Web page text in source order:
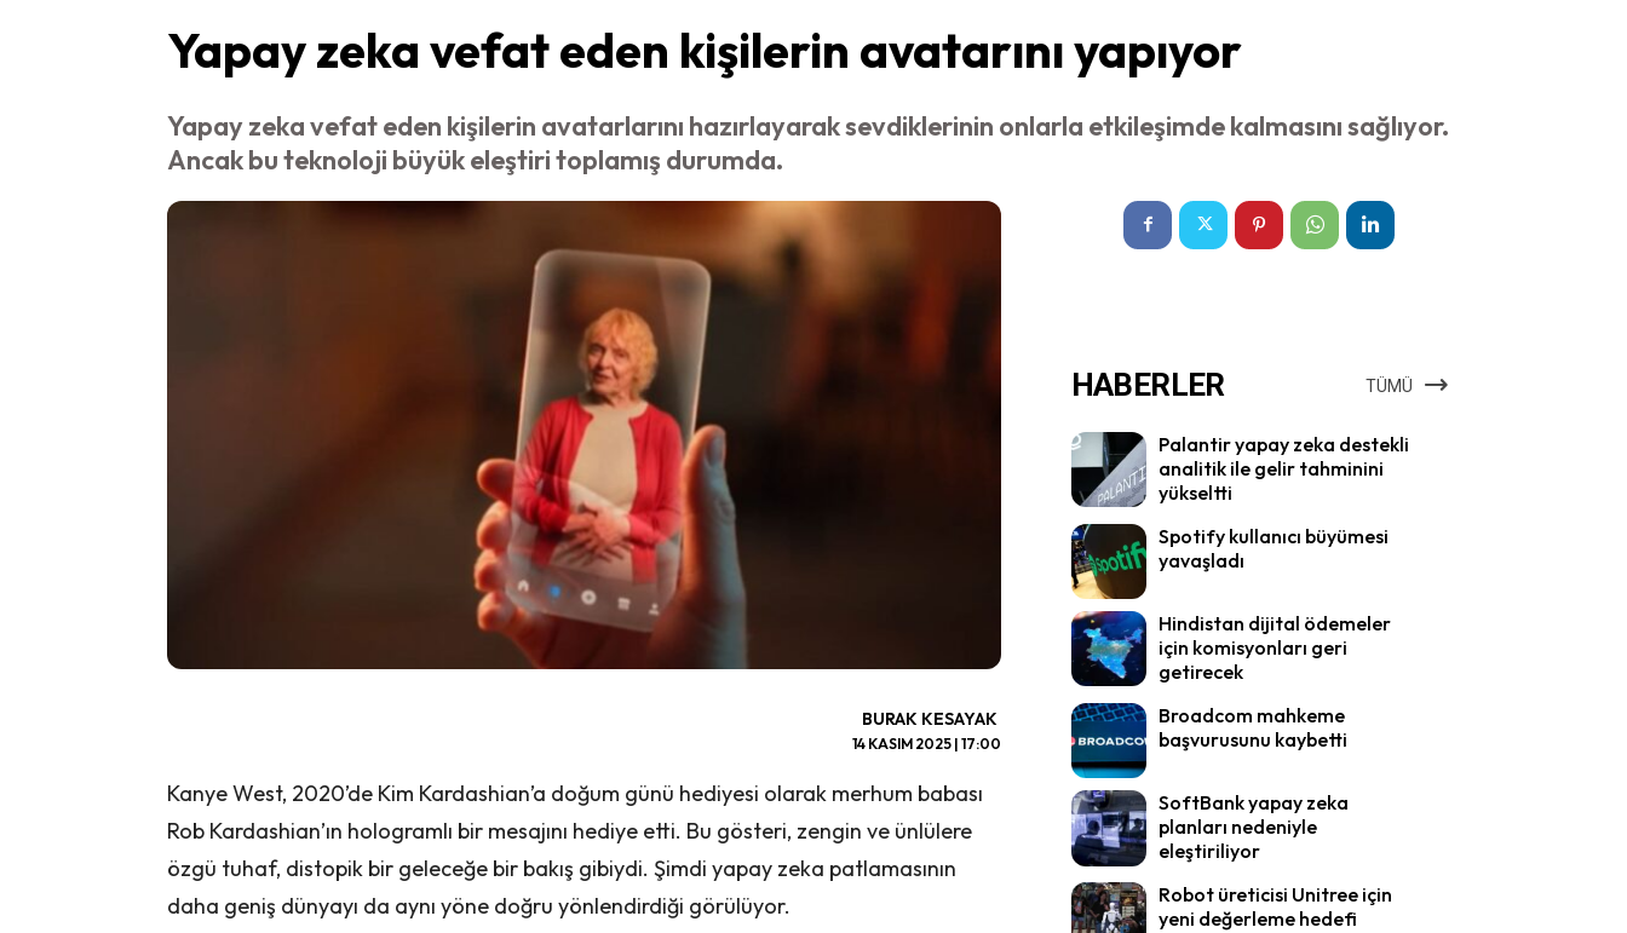
Yapay zeka vefat eden kişilerin avatarını yapıyor
Yapay zeka vefat eden kişilerin avatarlarını hazırlayarak sevdiklerinin onlarla etkileşimde kalmasını sağlıyor.
Ancak bu teknoloji büyük eleştiri toplamış durumda.
BURAK KESAYAK
14 KASIM 2025 | 17:00
Kanye West, 2020’de Kim Kardashian’a doğum günü hediyesi olarak merhum babası
Rob Kardashian’ın hologramlı bir mesajını hediye etti. Bu gösteri, zengin ve ünlülere
özgü tuhaf, distopik bir geleceğe bir bakış gibiydi. Şimdi yapay zeka patlamasının
daha geniş dünyayı da aynı yöne doğru yönlendirdiği görülüyor.
HABERLER TÜMÜ
Palantir yapay zeka destekli
analitik ile gelir tahminini
yükseltti
Spotify kullanıcı büyümesi
yavaşladı
Hindistan dijital ödemeler
için komisyonları geri
getirecek
Broadcom mahkeme
başvurusunu kaybetti
SoftBank yapay zeka
planları nedeniyle
eleştiriliyor
Robot üreticisi Unitree için
yeni değerleme hedefi